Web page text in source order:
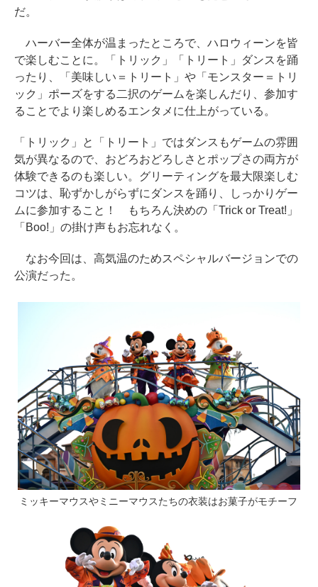
だ。
ハーバー全体が温まったところで、ハロウィーンを皆
で楽しむことに。「トリック」「トリート」ダンスを踊
ったり、「美味しい＝トリート」や「モンスター＝トリ
ック」ポーズをする二択のゲームを楽しんだり、参加す
ることでより楽しめるエンタメに仕上がっている。
「トリック」と「トリート」ではダンスもゲームの雰囲
気が異なるので、おどろおどろしさとポップさの両方が
体験できるのも楽しい。グリーティングを最大限楽しむ
コツは、恥ずかしがらずにダンスを踊り、しっかりゲー
ムに参加すること！ もちろん決めの「Trick or Treat!」
「Boo!」の掛け声もお忘れなく。
なお今回は、高気温のためスペシャルバージョンでの
公演だった。
ミッキーマウスやミニーマウスたちの衣装はお菓子がモチーフ